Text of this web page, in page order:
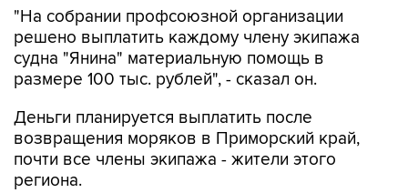
"На собрании профсоюзной организации
решено выплатить каждому члену экипажа
судна "Янина" материальную помощь в
размере 100 тыс. рублей", - сказал он.
Деньги планируется выплатить после
возвращения моряков в Приморский край,
почти все члены экипажа - жители этого
региона.